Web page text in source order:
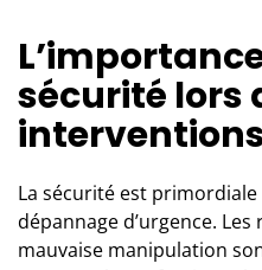
sécurité lors
La sécurité est primordiale
dépannage d’urgence.
mauvaise manipulation